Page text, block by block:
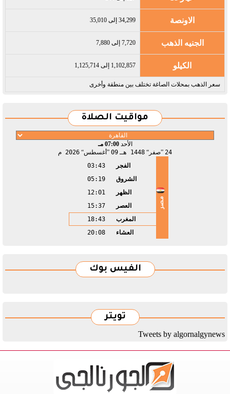
الاونصة 34,299 إلى 35,010
الجنيه الذهب 7,720 إلى 7,880
الكيلو 1,102,857 إلى 1,125,714
سعر الذهب بمحلات الصاغة تختلف بين منطقة وأخرى
مواقيت الصلاة
الأحد07:00 مـ
24
صفر 1448 هـ 09 أغسطس 2026 م
مصر
الفجر
03:43
الشروق
05:19
الظهر
12:01
العصر
15:37
المغرب
18:43
العشاء
20:08
الفيس بوك
تويتر
Tweets by algornalgynews